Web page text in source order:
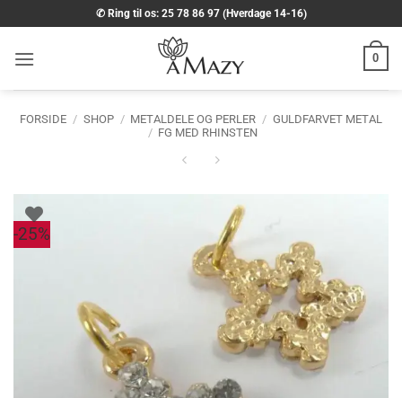
til
indhold
✆ Ring til os: 25 78 86 97 (Hverdage 14-16)
0
FORSIDE / SHOP / METALDELE OG PERLER / GULDFARVET METAL
/ FG MED RHINSTEN
-25%